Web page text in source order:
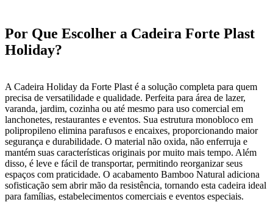
Por Que Escolher a Cadeira Forte Plast
Holiday?
A Cadeira Holiday da Forte Plast é a solução completa para quem
precisa de versatilidade e qualidade. Perfeita para área de lazer,
varanda, jardim, cozinha ou até mesmo para uso comercial em
lanchonetes, restaurantes e eventos. Sua estrutura monobloco em
polipropileno elimina parafusos e encaixes, proporcionando maior
segurança e durabilidade. O material não oxida, não enferruja e
mantém suas características originais por muito mais tempo. Além
disso, é leve e fácil de transportar, permitindo reorganizar seus
espaços com praticidade. O acabamento Bamboo Natural adiciona
sofisticação sem abrir mão da resistência, tornando esta cadeira ideal
para famílias, estabelecimentos comerciais e eventos especiais.